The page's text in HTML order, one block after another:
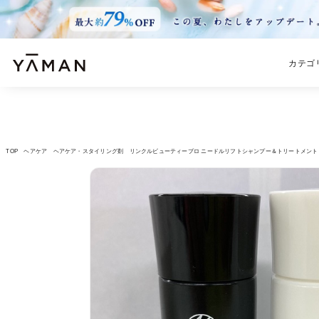
カテゴ
TOP ヘアケア ヘアケア・スタイリング剤 リンクルビューティープロ ニードルリフトシャンプー＆トリートメン